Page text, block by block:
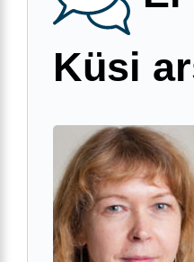
Küsi